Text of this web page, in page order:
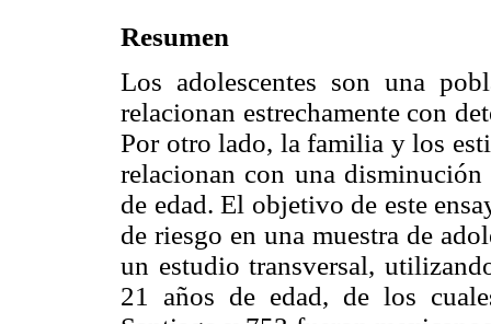
Resumen
Los adolescentes son una
relacionan estrechamente con
Por otro lado, la familia y los
relacionan con una
de edad. El objetivo de este
de riesgo en una muestra de
un estudio transversal,
21 años de edad, de los